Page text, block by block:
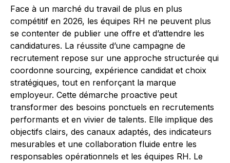
Face à un marché du travail de plus en plus
compétitif en 2026, les équipes RH ne peuvent plus
se contenter de publier une offre et d’attendre les
candidatures. La réussite d’une campagne de
recrutement repose sur une approche structurée qui
coordonne sourcing, expérience candidat et choix
stratégiques, tout en renforçant la marque
employeur. Cette démarche proactive peut
transformer des besoins ponctuels en recrutements
performants et en vivier de talents. Elle implique des
objectifs clairs, des canaux adaptés, des indicateurs
mesurables et une collaboration fluide entre les
responsables opérationnels et les équipes RH. Le